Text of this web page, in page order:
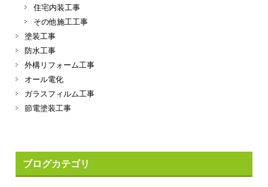
住宅内装工事
その他施工工事
塗装工事
防水工事
外構リフォーム工事
オール電化
ガラスフィルム工事
節電塗装工事
ブログカテゴリ